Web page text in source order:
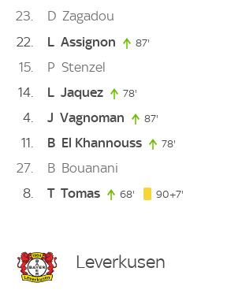
23
D Zagadou
22
L Assignon 87'
15 P Stenzel
14
L Jaquez 78'
4 J Vagnoman 87'
11 B El Khannouss 78'
27 B Bouanani
8
T Tomas 68' 68. minute
90+7'
Leverkusen